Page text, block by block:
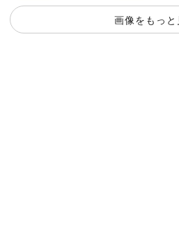
画像をもっと